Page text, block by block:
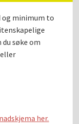
og minimum to
søke om
her.